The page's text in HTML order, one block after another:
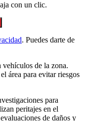
con un clic.
. Puedes darte de
vehículos de la zona.
área para evitar riesgos
para
peritajes en el
de daños y